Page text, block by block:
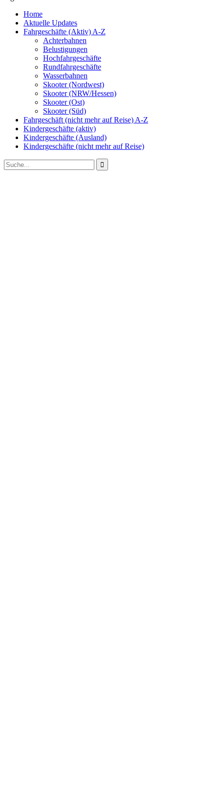
Home
Aktuelle Updates
Fahrgeschäfte (Aktiv) A-Z
Achterbahnen
Belustigungen
Hochfahrgeschäfte
Rundfahrgeschäfte
Wasserbahnen
Skooter (Nordwest)
Skooter (NRW/Hessen)
Skooter (Ost)
Skooter (Süd)
Fahrgeschäft (nicht mehr auf Reise) A-Z
Kindergeschäfte (aktiv)
Kindergeschäfte (Ausland)
Kindergeschäfte (nicht mehr auf Reise)